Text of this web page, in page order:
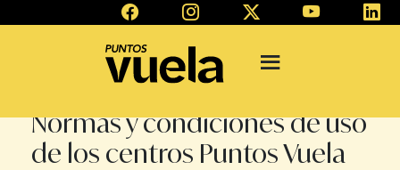
Normas y condiciones de uso
de los centros Puntos Vuela